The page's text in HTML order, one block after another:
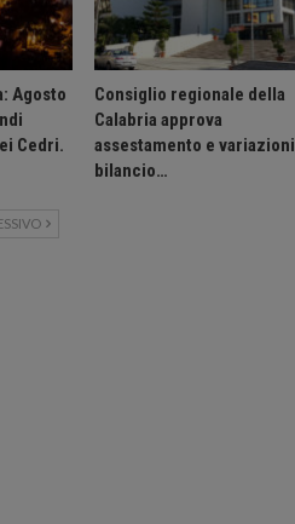
Agosto
Cedri.
Consiglio regionale della
Calabria approva
assestamento e variazioni
bilancio…